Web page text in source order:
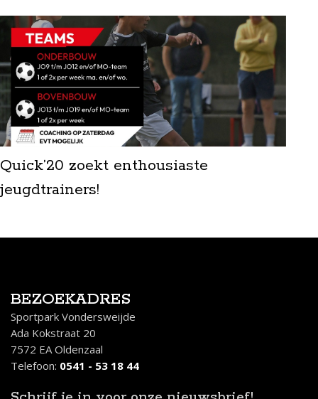
Quick’20 zoekt enthousiaste
jeugdtrainers!
BEZOEKADRES
Sportpark Vondersweijde
Ada Kokstraat 20
7572 EA Oldenzaal
Telefoon: 0541 - 53 18 44